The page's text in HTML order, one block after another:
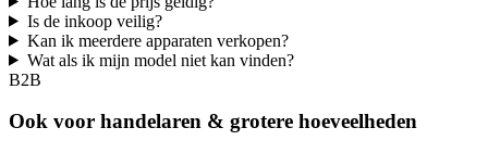
Is de inkoop veilig?
Kan ik meerdere apparaten verkopen?
Wat als ik mijn model niet kan vinden?
B2B
Ook voor handelaren & grotere hoeveelheden